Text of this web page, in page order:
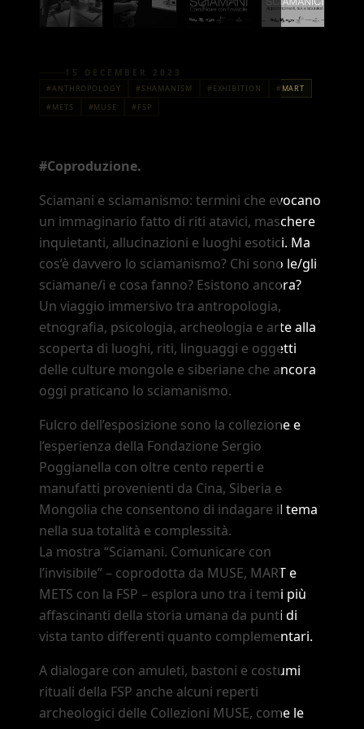
15 DECEMBER 2023
#ANTHROPOLOGY #SHAMANISM #EXHIBITION
#MART
#METS
#MUSE #FSP
#Coproduzione.
Sciamani e sciamanismo: termini che evocano
un immaginario fatto di riti atavici, maschere
inquietanti, allucinazioni e luoghi esotici. Ma
cos’è davvero lo sciamanismo? Chi sono le/gli
sciamane/i e cosa fanno? Esistono ancora?
Un viaggio immersivo tra antropologia,
etnografia, psicologia, archeologia e arte alla
scoperta di luoghi, riti, linguaggi e oggetti
delle culture mongole e siberiane che ancora
oggi praticano lo sciamanismo.
Fulcro dell’esposizione sono la collezione e
l’esperienza della Fondazione Sergio
Poggianella con oltre cento reperti e
manufatti provenienti da Cina, Siberia e
Mongolia che consentono di indagare il tema
nella sua totalità e complessità.
La mostra “Sciamani. Comunicare con
l’invisibile”– coprodotta da MUSE, MART e
METS con la FSP – esplora uno tra i temi più
affascinanti della storia umana da punti di
vista tanto differenti quanto complementari.
A dialogare con amuleti, bastoni e costumi
rituali della FSP anche alcuni reperti
archeologici delle Collezioni MUSE, come le